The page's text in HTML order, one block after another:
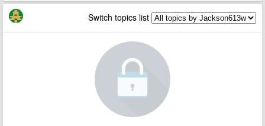
Switch topics list